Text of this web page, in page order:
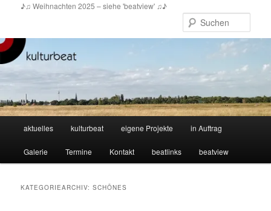
springen
springen
♪♫ Weihnachten 2025 – siehe 'beatview' ♫♪
aktuelles kulturbeat eigene Projekte in Auftrag
Galerie Termine Kontakt beatlinks beatview
KATEGORIEARCHIV:SCHÖNES